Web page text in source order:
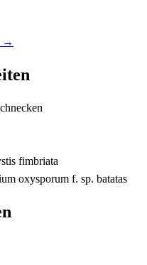
→
fimbriata
oxysporum f. sp. batatas